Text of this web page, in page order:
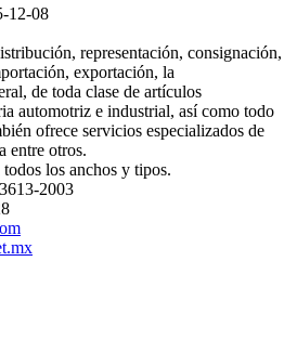
12-08
representación, consignación,
exportación, la
de toda clase de artículos
automotriz e industrial, así como todo
ofrece servicios especializados de
entre otros.
los anchos y tipos.
2003